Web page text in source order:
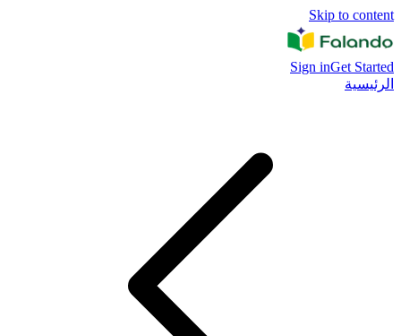
Skip to content
Sign inGet Started
الرئيسية